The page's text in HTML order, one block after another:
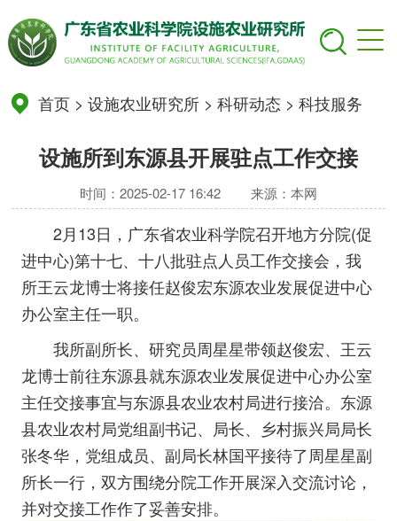
首页 >设施农业研究所 >科研动态 >科技服务
设施所到东源县开展驻点工作交接
时间：2025-02-17 16:42 来源：本网
2月13日，广东省农业科学院召开地方分院(促
进中心)第十七、十八批驻点人员工作交接会，我
所王云龙博士将接任赵俊宏东源农业发展促进中心
办公室主任一职。
我所副所长、研究员周星星带领赵俊宏、王云
龙博士前往东源县就东源农业发展促进中心办公室
主任交接事宜与东源县农业农村局进行接洽。东源
县农业农村局党组副书记、局长、乡村振兴局局长
张冬华，党组成员、副局长林国平接待了周星星副
所长一行，双方围绕分院工作开展深入交流讨论，
并对交接工作作了妥善安排。